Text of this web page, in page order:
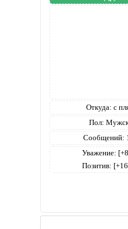
Откуда: с
Пол:
Сообщений:
Уважение:
Позитив: